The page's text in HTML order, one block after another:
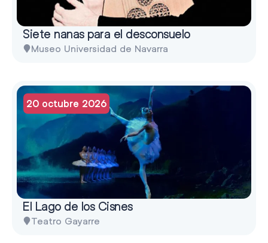
Siete nanas para el desconsuelo
Museo Universidad de Navarra
20 octubre 2026
El Lago de los Cisnes
Teatro Gayarre